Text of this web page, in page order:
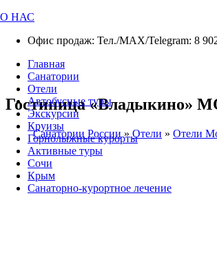
О НАС
Офис продаж: Тел./МАХ/Telegram: 8
Главная
Санатории
Отели
Автобусные туры
Экскурсии
Круизы
Горнолыжные курорты
Активные туры
Сочи
Крым
Санаторно-курортное лечение
Гостиница «Владыкино»
Санатории России » Отели » Отели